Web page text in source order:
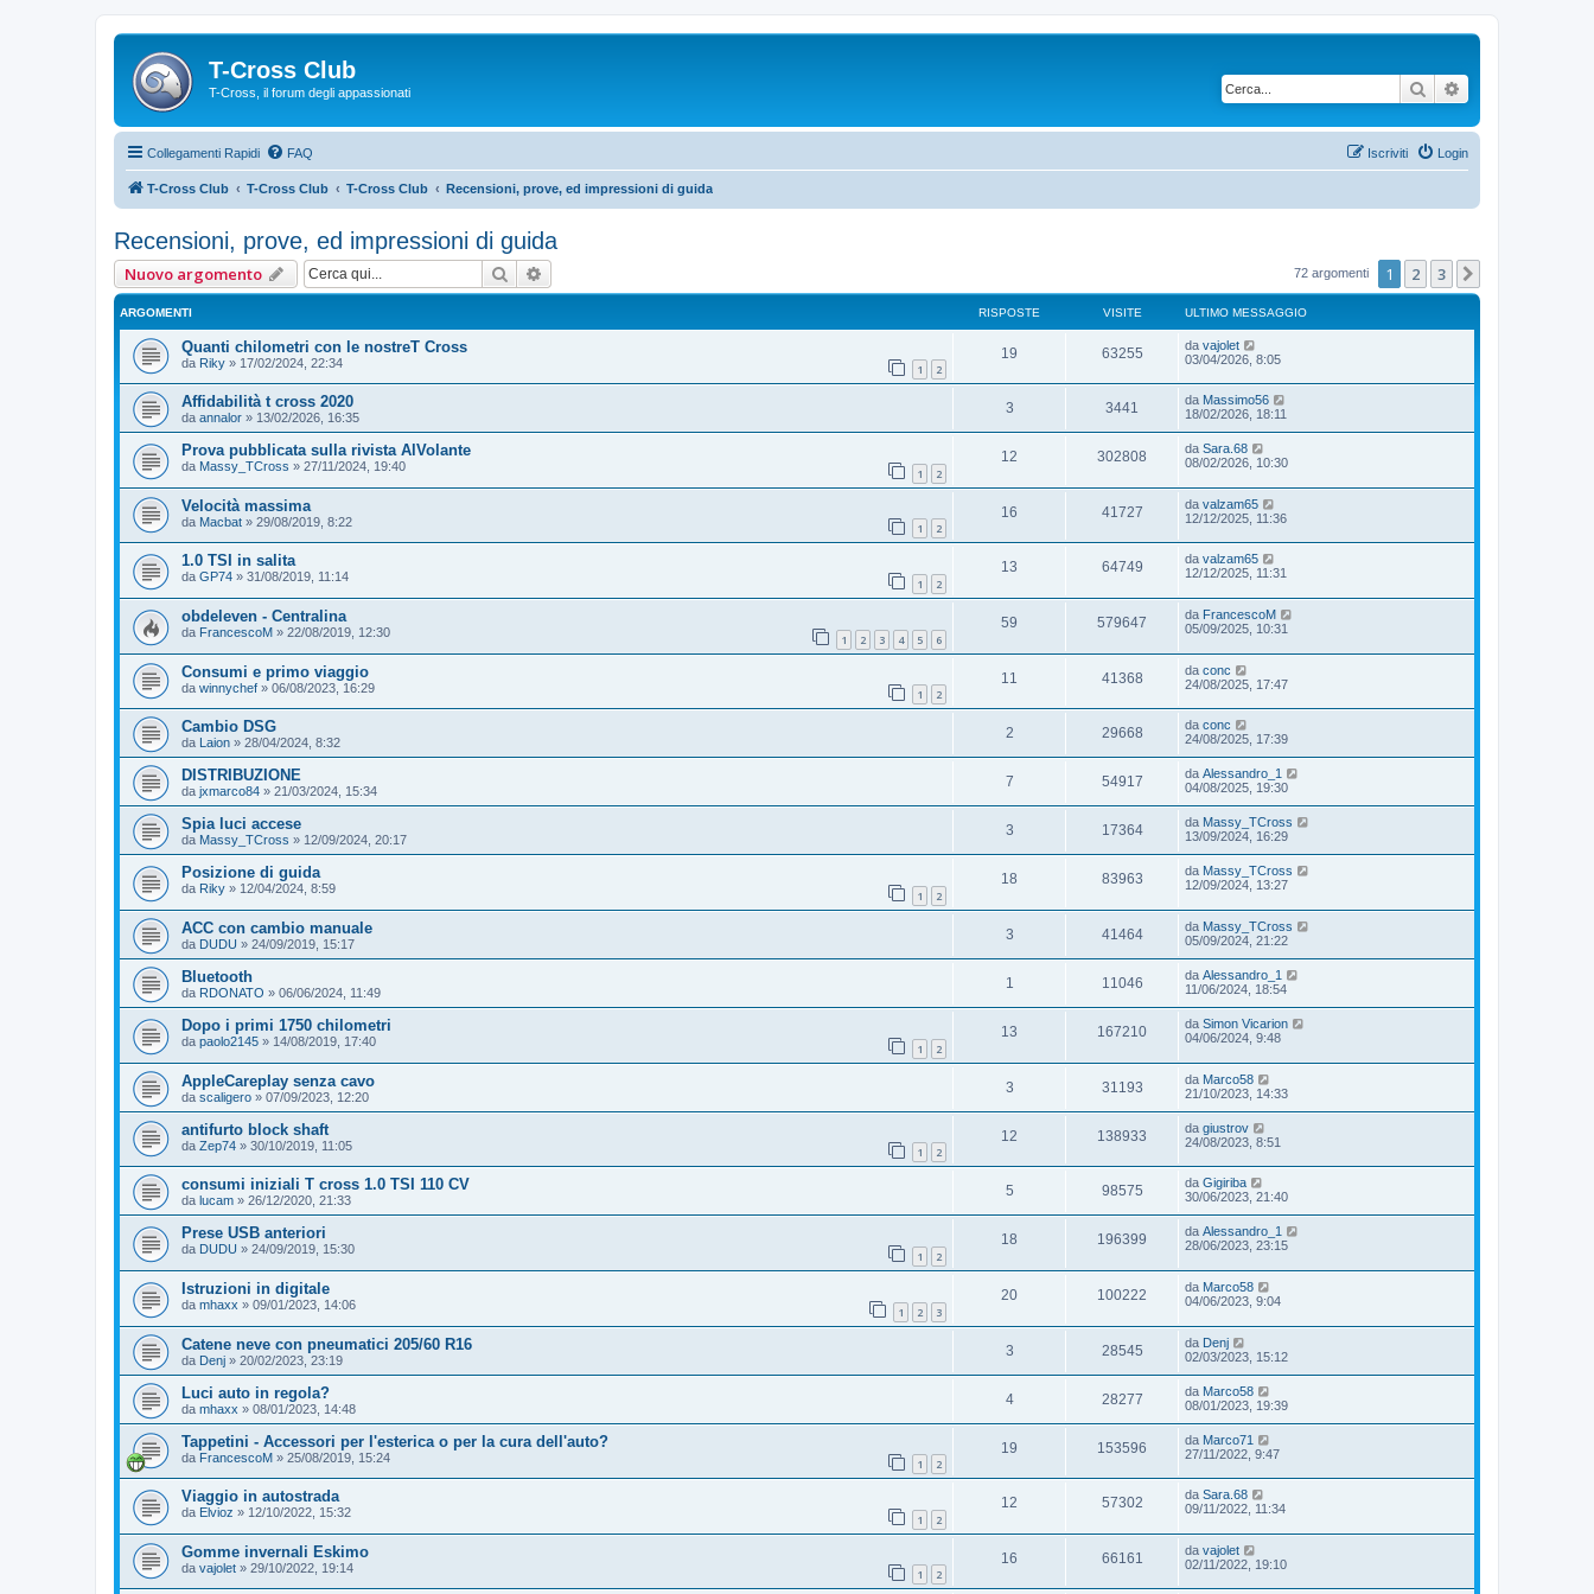
T-Cross Club
T-Cross, il forum degli appassionati Cerca
Collegamenti Rapidi FAQ Login
Iscriviti
T-Cross Club T-Cross Club T-Cross Club Recensioni, prove, ed impressioni di guida
Recensioni, prove, ed impressioni di guida
Nuovo argomento Cerca 72 argomenti 1 2 3
ARGOMENTI RISPOSTE VISITE ULTIMO MESSAGGIO
Quanti chilometri con le nostreT Cross
da Riky » 17/02/2024, 22:34 1 2
19 63255 da vajolet
03/04/2026, 8:05
Affidabilità t cross 2020
da annalor » 13/02/2026, 16:35
3 3441 da Massimo56
18/02/2026, 18:11
Prova pubblicata sulla rivista AlVolante
da Massy_TCross » 27/11/2024, 19:40 1 2
12 302808 da Sara.68
08/02/2026, 10:30
Velocità massima
da Macbat » 29/08/2019, 8:22 1 2
16 41727 da valzam65
12/12/2025, 11:36
1.0 TSI in salita
da GP74 » 31/08/2019, 11:14 1 2
13 64749 da valzam65
12/12/2025, 11:31
obdeleven - Centralina
da FrancescoM » 22/08/2019, 12:30 1 2 3 4 5 6
59 579647 da FrancescoM
05/09/2025, 10:31
Consumi e primo viaggio
da winnychef » 06/08/2023, 16:29 1 2
11 41368 da conc
24/08/2025, 17:47
Cambio DSG
da Laion » 28/04/2024, 8:32
2 29668 da conc
24/08/2025, 17:39
DISTRIBUZIONE
da jxmarco84 » 21/03/2024, 15:34
7 54917 da Alessandro_1
04/08/2025, 19:30
Spia luci accese
da Massy_TCross » 12/09/2024, 20:17
3 17364 da Massy_TCross
13/09/2024, 16:29
Posizione di guida
da Riky » 12/04/2024, 8:59 1 2
18 83963 da Massy_TCross
12/09/2024, 13:27
ACC con cambio manuale
da DUDU » 24/09/2019, 15:17
3 41464 da Massy_TCross
05/09/2024, 21:22
Bluetooth
da RDONATO » 06/06/2024, 11:49
1 11046 da Alessandro_1
11/06/2024, 18:54
Dopo i primi 1750 chilometri
da paolo2145 » 14/08/2019, 17:40 1 2
13 167210 da Simon Vicarion
04/06/2024, 9:48
AppleCareplay senza cavo
da scaligero » 07/09/2023, 12:20
3 31193 da Marco58
21/10/2023, 14:33
antifurto block shaft
da Zep74 » 30/10/2019, 11:05 1 2
12 138933 da giustrov
24/08/2023, 8:51
consumi iniziali T cross 1.0 TSI 110 CV
da lucam » 26/12/2020, 21:33
5 98575 da Gigiriba
30/06/2023, 21:40
Prese USB anteriori
da DUDU » 24/09/2019, 15:30 1 2
18 196399 da Alessandro_1
28/06/2023, 23:15
Istruzioni in digitale
da mhaxx » 09/01/2023, 14:06 1 2 3
20 100222 da Marco58
04/06/2023, 9:04
Catene neve con pneumatici 205/60 R16
da Denj » 20/02/2023, 23:19
3 28545 da Denj
02/03/2023, 15:12
Luci auto in regola?
da mhaxx » 08/01/2023, 14:48
4 28277 da Marco58
08/01/2023, 19:39
Tappetini - Accessori per l'esterica o per la cura dell'auto?
da FrancescoM » 25/08/2019, 15:24 1 2
19 153596 da Marco71
27/11/2022, 9:47
Viaggio in autostrada
da Elvioz » 12/10/2022, 15:32 1 2
12 57302 da Sara.68
09/11/2022, 11:34
Gomme invernali Eskimo
da vajolet » 29/10/2022, 19:14 1 2
16 66161 da vajolet
02/11/2022, 19:10